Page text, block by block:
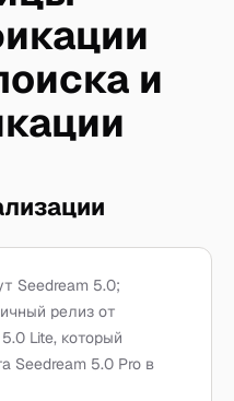
и
Seedream 5.0;
релиз от
Lite, который
Seedream 5.0 Pro в